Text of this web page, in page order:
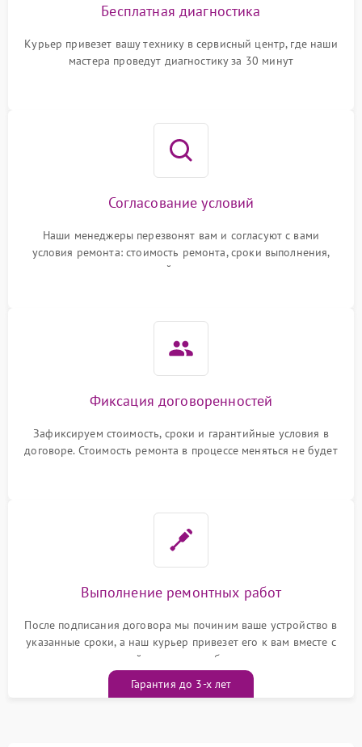
Бесплатная диагностика
Курьер привезет вашу технику в сервисный центр, где наши
мастера проведут диагностику за 30 минут
Согласование условий
Наши менеджеры перезвонят вам и согласуют с вами
условия ремонта: стоимость ремонта, сроки выполнения,
гарантийные условия
Фиксация договоренностей
Зафиксируем стоимость, сроки и гарантийные условия в
договоре. Стоимость ремонта в процессе меняться не будет
Выполнение ремонтных работ
После подписания договора мы починим ваше устройство в
указанные сроки, а наш курьер привезет его к вам вместе с
гарантийным талоном бесплатно
Гарантия до 3-х лет